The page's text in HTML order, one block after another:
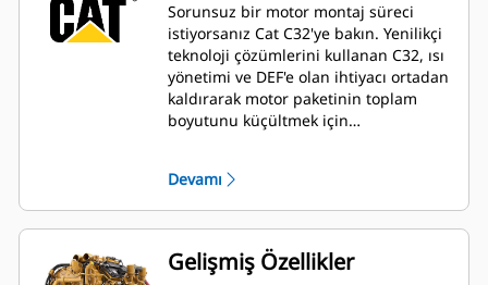
Sorunsuz bir motor montaj süreci
istiyorsanız Cat C32'ye bakın. Yenilikçi
teknoloji çözümlerini kullanan C32, ısı
yönetimi ve DEF'e olan ihtiyacı ortadan
kaldırarak motor paketinin toplam
boyutunu küçültmek için
böylesine büyük bir motorun montajı
çok daha basit hale getirilmiştir.
Devamı
Gelişmiş Özellikler